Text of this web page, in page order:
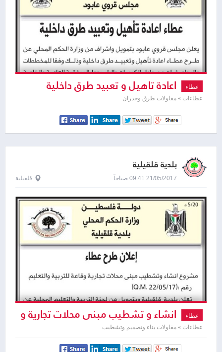
عطاء اعادة تاهيل و تعبيد طرق داخلية
عطاءات » مقاولات طرق وجدران
بلدية قلقيلية
21/05/2017 09:41 صباحاً قلقيلية
عطاء انشاء و تشطيب مبنى محلات تجارية و
قاعة
عطاءات » مقاولات بناء وتصميم وتشطيب